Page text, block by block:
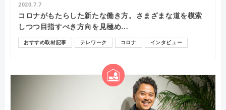
2020.7.7
コロナがもたらした新たな働き方。さまざまな道を模索
しつつ目指すべき方向を見極め…
おすすめ取材記事 テレワーク コロナ インタビュー